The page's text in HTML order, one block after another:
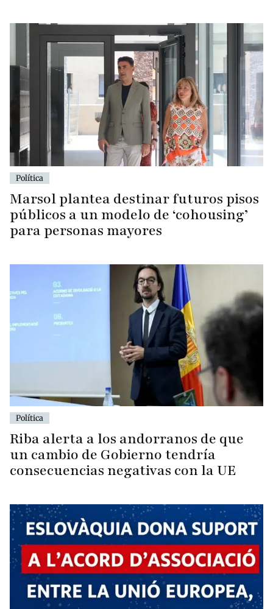
Política
Marsol plantea destinar futuros pisos
públicos a un modelo de ‘cohousing’
para personas mayores
Política
Riba alerta a los andorranos de que
un cambio de Gobierno tendría
consecuencias negativas con la UE